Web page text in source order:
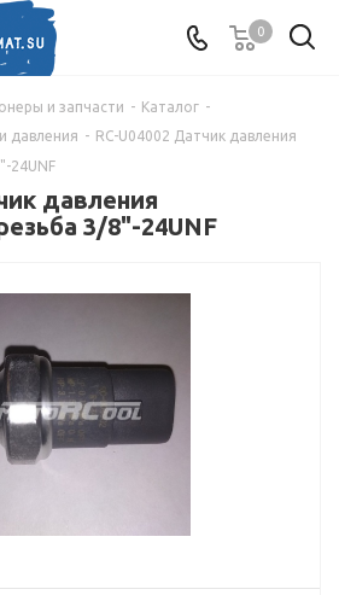
0
и запчасти - Каталог -
давления - RC-U04002 Датчик давления
24UNF
давления
3/8"-24UNF